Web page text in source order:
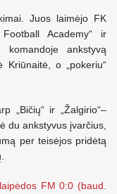
Juos laimėjo FK
Football Academy“ ir
komandoje ankstyvą
Kriūnaitė, o „pokeriu“
„Bičių“ ir „Žalgirio“–
du ankstyvus įvarčius,
per teisėjos pridėtą
FM 0:0 (baud.